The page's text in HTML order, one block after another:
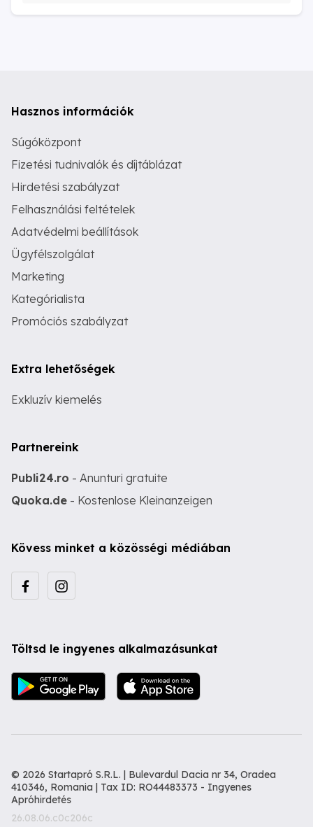
Hasznos információk
Súgóközpont
Fizetési tudnivalók és díjtáblázat
Hirdetési szabályzat
Felhasználási feltételek
Adatvédelmi beállítások
Ügyfélszolgálat
Marketing
Kategórialista
Promóciós szabályzat
Extra lehetőségek
Exkluzív kiemelés
Partnereink
Publi24.ro - Anunturi gratuite
Quoka.de - Kostenlose Kleinanzeigen
Kövess minket a közösségi médiában
Töltsd le ingyenes alkalmazásunkat
© 2026 Startapró S.R.L. | Bulevardul Dacia nr 34, Oradea
410346, Romania | Tax ID: RO44483373 - Ingyenes
Apróhirdetés
26.08.06.c0c206c